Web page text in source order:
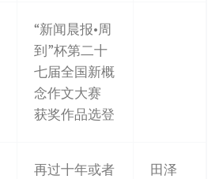
“新闻晨报•周
到”杯第二十
七届全国新概
念作文大赛
获奖作品选登
再过十年或者
田泽